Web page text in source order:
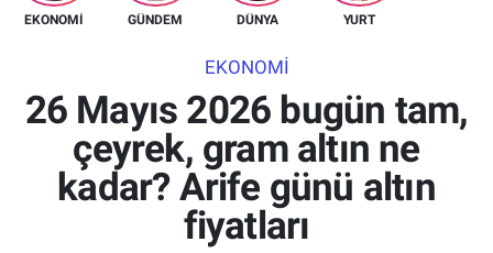
EKONOMİ GÜNDEM DÜNYA YURT
EKONOMİ
26 Mayıs 2026 bugün tam,
çeyrek, gram altın ne
kadar? Arife günü altın
fiyatları